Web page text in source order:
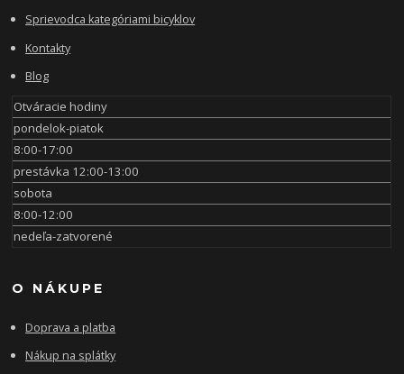
Sprievodca kategóriami bicyklov
Kontakty
Blog
Otváracie hodiny
pondelok-piatok
8:00-17:00
prestávka 12:00-13:00
sobota
8:00-12:00
nedeľa-zatvorené
O NÁKUPE
Doprava a platba
Nákup na splátky